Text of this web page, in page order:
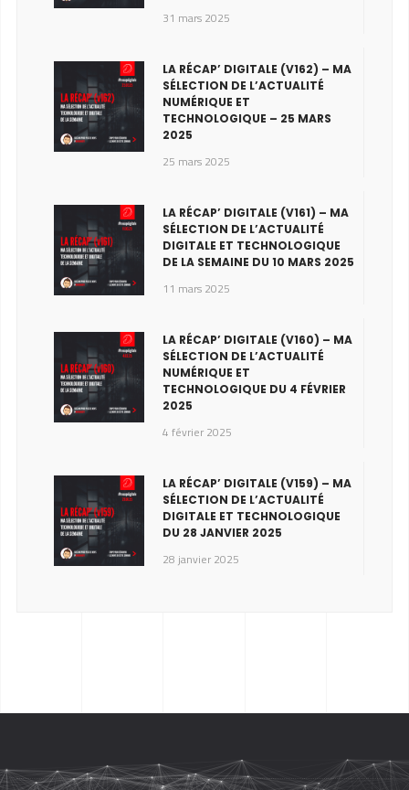
31 mars 2025
LA RÉCAP’ DIGITALE (V162) – MA
SÉLECTION DE L’ACTUALITÉ
NUMÉRIQUE ET
TECHNOLOGIQUE – 25 MARS
2025
25 mars 2025
LA RÉCAP’ DIGITALE (V161) – MA
SÉLECTION DE L’ACTUALITÉ
DIGITALE ET TECHNOLOGIQUE
DE LA SEMAINE DU 10 MARS 2025
11 mars 2025
LA RÉCAP’ DIGITALE (V160) – MA
SÉLECTION DE L’ACTUALITÉ
NUMÉRIQUE ET
TECHNOLOGIQUE DU 4 FÉVRIER
2025
4 février 2025
LA RÉCAP’ DIGITALE (V159) – MA
SÉLECTION DE L’ACTUALITÉ
DIGITALE ET TECHNOLOGIQUE
DU 28 JANVIER 2025
28 janvier 2025